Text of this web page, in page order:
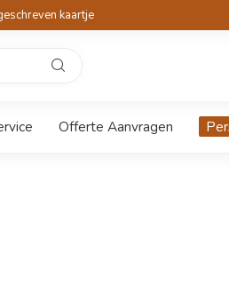
kaartje
Offerte Aanvragen